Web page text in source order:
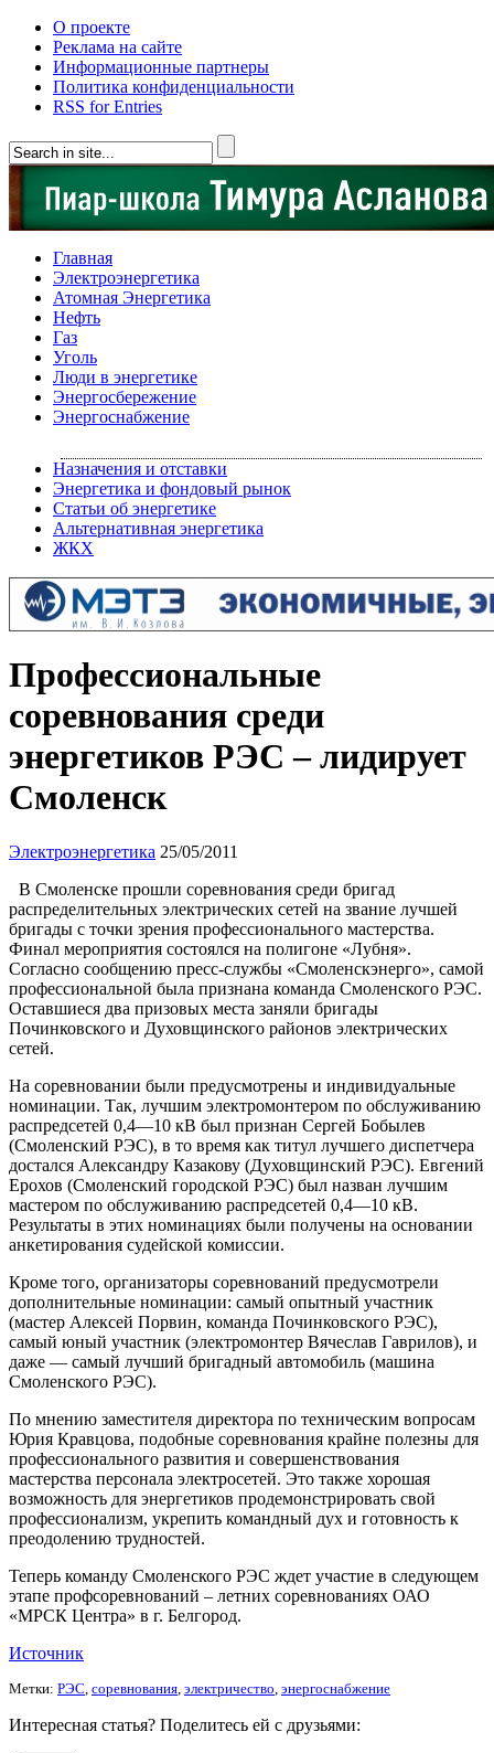
О проекте
Реклама на сайте
Информационные партнеры
Политика конфиденциальности
RSS for Entries
Главная
Электроэнергетика
Атомная Энергетика
Нефть
Газ
Уголь
Люди в энергетике
Энергосбережение
Энергоснабжение
Назначения и отставки
Энергетика и фондовый рынок
Статьи об энергетике
Альтернативная энергетика
ЖКХ
Профессиональные
соревнования среди
энергетиков РЭС – лидирует
Смоленск
Электроэнергетика 25/05/2011
В Смоленске прошли соревнования среди бригад
распределительных электрических сетей на звание лучшей
бригады с точки зрения профессионального мастерства.
Финал мероприятия состоялся на полигоне «Лубня».
Согласно сообщению пресс-службы «Смоленскэнерго», самой
профессиональной была признана команда Смоленского РЭС.
Оставшиеся два призовых места заняли бригады
Починковского и Духовщинского районов электрических
сетей.
На соревновании были предусмотрены и индивидуальные
номинации. Так, лучшим электромонтером по обслуживанию
распредсетей 0,4—10 кВ был признан Сергей Бобылев
(Смоленский РЭС), в то время как титул лучшего диспетчера
достался Александру Казакову (Духовщинский РЭС). Евгений
Ерохов (Смоленский городской РЭС) был назван лучшим
мастером по обслуживанию распредсетей 0,4—10 кВ.
Результаты в этих номинациях были получены на основании
анкетирования судейской комиссии.
Кроме того, организаторы соревнований предусмотрели
дополнительные номинации: самый опытный участник
(мастер Алексей Порвин, команда Починковского РЭС),
самый юный участник (электромонтер Вячеслав Гаврилов), и
даже — самый лучший бригадный автомобиль (машина
Смоленского РЭС).
По мнению заместителя директора по техническим вопросам
Юрия Кравцова, подобные соревнования крайне полезны для
профессионального развития и совершенствования
мастерства персонала электросетей. Это также хорошая
возможность для энергетиков продемонстрировать свой
профессионализм, укрепить командный дух и готовность к
преодолению трудностей.
Теперь команду Смоленского РЭС ждет участие в следующем
этапе профсоревнований – летних соревнованиях ОАО
«МРСК Центра» в г. Белгород.
Источник
Метки: РЭС, соревнования, электричество, энергоснабжение
Интересная статья? Поделитесь ей с друзьями: